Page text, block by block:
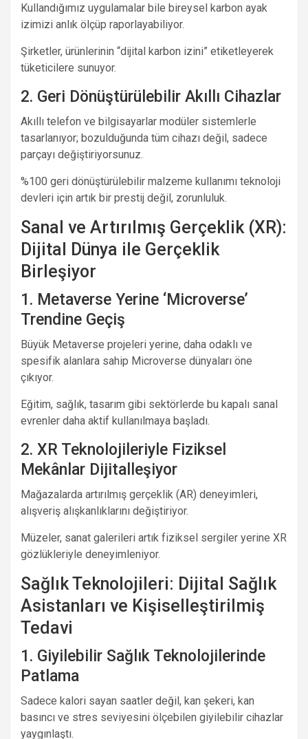
Kullandığımız uygulamalar bile bireysel karbon ayak
izimizi anlık ölçüp raporlayabiliyor.
Şirketler, ürünlerinin “dijital karbon izini” etiketleyerek
tüketicilere sunuyor.
2. Geri Dönüştürülebilir Akıllı Cihazlar
Akıllı telefon ve bilgisayarlar modüler sistemlerle
tasarlanıyor; bozulduğunda tüm cihazı değil, sadece
parçayı değiştiriyorsunuz.
%100 geri dönüştürülebilir malzeme kullanımı teknoloji
devleri için artık bir prestij değil, zorunluluk.
Sanal ve Artırılmış Gerçeklik (XR):
Dijital Dünya ile Gerçeklik
Birleşiyor
1. Metaverse Yerine ‘Microverse’
Trendine Geçiş
Büyük Metaverse projeleri yerine, daha odaklı ve
spesifik alanlara sahip Microverse dünyaları öne
çıkıyor.
Eğitim, sağlık, tasarım gibi sektörlerde bu kapalı sanal
evrenler daha aktif kullanılmaya başladı.
2. XR Teknolojileriyle Fiziksel
Mekânlar Dijitalleşiyor
Mağazalarda artırılmış gerçeklik (AR) deneyimleri,
alışveriş alışkanlıklarını değiştiriyor.
Müzeler, sanat galerileri artık fiziksel sergiler yerine XR
gözlükleriyle deneyimleniyor.
Sağlık Teknolojileri: Dijital Sağlık
Asistanları ve Kişiselleştirilmiş
Tedavi
1. Giyilebilir Sağlık Teknolojilerinde
Patlama
Sadece kalori sayan saatler değil, kan şekeri, kan
basıncı ve stres seviyesini ölçebilen giyilebilir cihazlar
yaygınlaştı.